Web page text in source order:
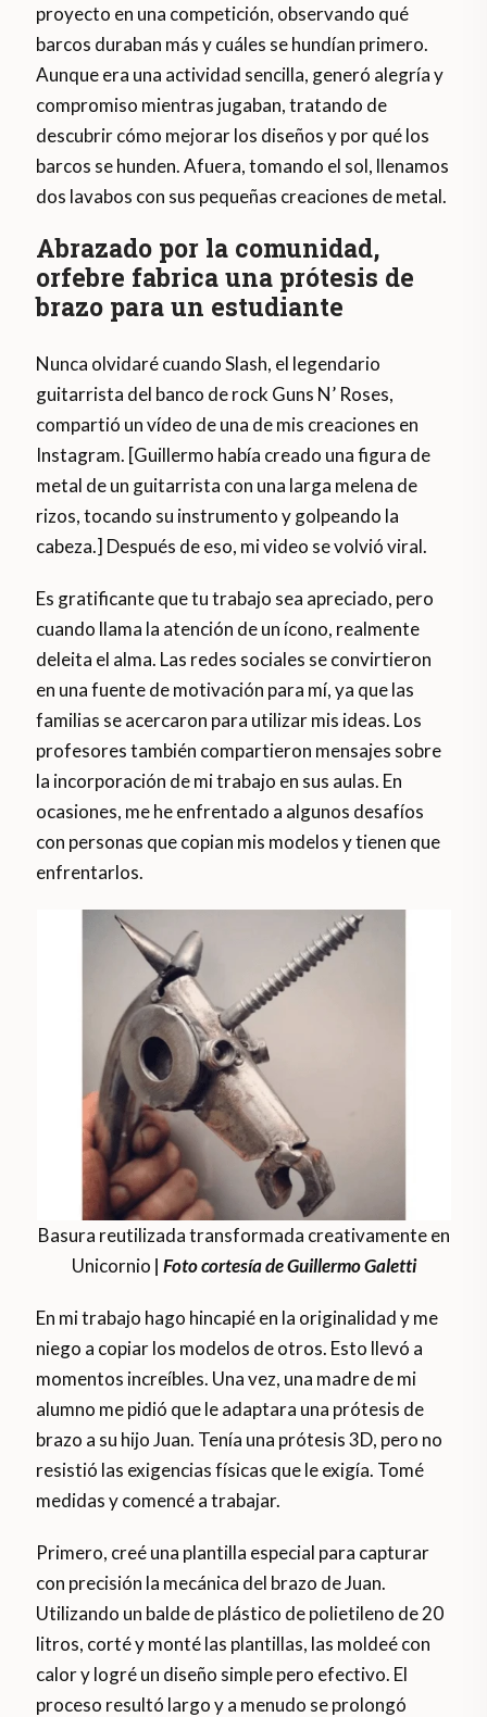
proyecto en una competición, observando qué
barcos duraban más y cuáles se hundían primero.
Aunque era una actividad sencilla, generó alegría y
compromiso mientras jugaban, tratando de
descubrir cómo mejorar los diseños y por qué los
barcos se hunden. Afuera, tomando el sol, llenamos
dos lavabos con sus pequeñas creaciones de metal.
Abrazado por la comunidad,
orfebre fabrica una prótesis de
brazo para un estudiante
Nunca olvidaré cuando Slash, el legendario
guitarrista del banco de rock Guns N’ Roses,
compartió un vídeo de una de mis creaciones en
Instagram. [Guillermo había creado una figura de
metal de un guitarrista con una larga melena de
rizos, tocando su instrumento y golpeando la
cabeza.] Después de eso, mi video se volvió viral.
Es gratificante que tu trabajo sea apreciado, pero
cuando llama la atención de un ícono, realmente
deleita el alma. Las redes sociales se convirtieron
en una fuente de motivación para mí, ya que las
familias se acercaron para utilizar mis ideas. Los
profesores también compartieron mensajes sobre
la incorporación de mi trabajo en sus aulas. En
ocasiones, me he enfrentado a algunos desafíos
con personas que copian mis modelos y tienen que
enfrentarlos.
Basura reutilizada transformada creativamente en
Unicornio | Foto cortesía de Guillermo Galetti
En mi trabajo hago hincapié en la originalidad y me
niego a copiar los modelos de otros. Esto llevó a
momentos increíbles. Una vez, una madre de mi
alumno me pidió que le adaptara una prótesis de
brazo a su hijo Juan. Tenía una prótesis 3D, pero no
resistió las exigencias físicas que le exigía. Tomé
medidas y comencé a trabajar.
Primero, creé una plantilla especial para capturar
con precisión la mecánica del brazo de Juan.
Utilizando un balde de plástico de polietileno de 20
litros, corté y monté las plantillas, las moldeé con
calor y logré un diseño simple pero efectivo. El
proceso resultó largo y a menudo se prolongó